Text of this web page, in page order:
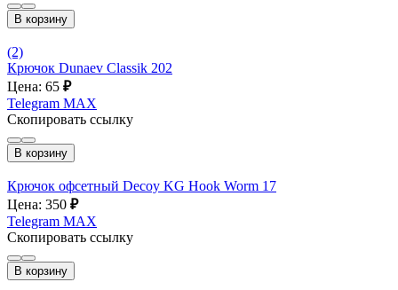
В корзину
(2)
Крючок Dunaev Classik 202
Цена: 65 ₽
Telegram MAX
Скопировать ссылку
В корзину
Крючок офсетный Decoy KG Hook Worm 17
Цена: 350 ₽
Telegram MAX
Скопировать ссылку
В корзину